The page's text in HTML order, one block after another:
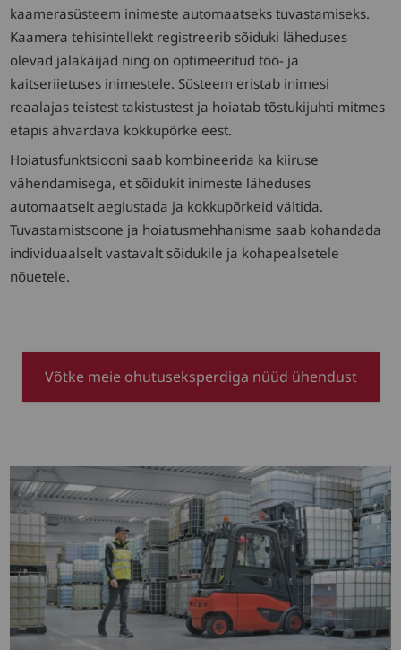
kaamerasüsteem inimeste automaatseks tuvastamiseks.
Kaamera tehisintellekt registreerib sõiduki läheduses
olevad jalakäijad ning on optimeeritud töö- ja
kaitseriietuses inimestele. Süsteem eristab inimesi
reaalajas teistest takistustest ja hoiatab tõstukijuhti mitmes
etapis ähvardava kokkupõrke eest.
Hoiatusfunktsiooni saab kombineerida ka kiiruse
vähendamisega, et sõidukit inimeste läheduses
automaatselt aeglustada ja kokkupõrkeid vältida.
Tuvastamistsoone ja hoiatusmehhanisme saab kohandada
individuaalselt vastavalt sõidukile ja kohapealsetele
nõuetele.
Võtke meie ohutuseksperdiga nüüd ühendust